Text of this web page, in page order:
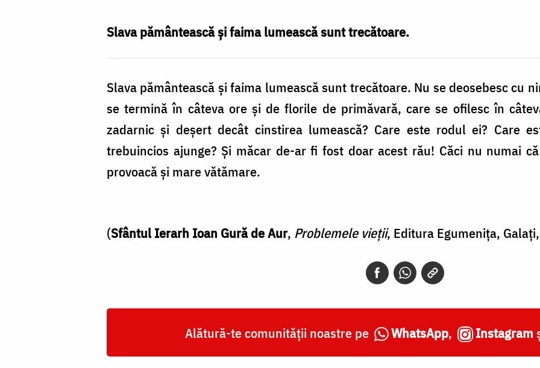
Slava pământească şi faima lumească sunt trecătoare.
Slava pământească şi faima lumească sunt trecătoare. Nu se deosebesc cu
se termină în câteva ore şi de florile de primăvară, care se ofilesc în
zadarnic şi deşert decât cinstirea lumească? Care este rodul ei? Care
trebuincios ajunge? Şi măcar de-ar fi fost doar acest rău! Căci nu numai
provoacă şi mare vătămare.
(Sfântul Ierarh Ioan Gură de Aur, Problemele vieții, Editura Egumenița,
Alătură-te comunității noastre pe WhatsApp, Instagram